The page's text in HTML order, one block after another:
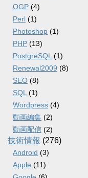
OGP (4)
Perl (1)
Photoshop (1)
PHP (13)
PostgreSQL (1)
Renewal2009 (8)
SEO (8)
SQL (1)
Wordpress (4)
動画編集 (2)
動画配信 (2)
技術情報 (276)
Android (3)
Apple (11)